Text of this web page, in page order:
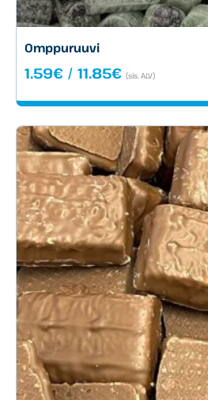
Omppuruuvi
1.59€ / 11.85€Hintaluokka:
-
(sis. ALV)